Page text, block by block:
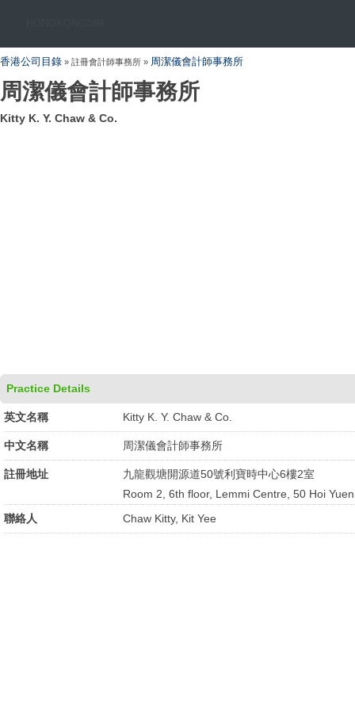
香港公司目錄 » 註冊會計師事務所 » 周潔儀會計師事務所
周潔儀會計師事務所
Kitty K. Y. Chaw & Co.
Practice Details
英文名稱 Kitty K. Y. Chaw & Co.
中文名稱 周潔儀會計師事務所
註冊地址
九龍觀塘開源道50號利寶時中心6樓2室
Room 2, 6th floor, Lemmi Centre, 50 Hoi
聯絡人
Chaw Kitty, Kit Yee